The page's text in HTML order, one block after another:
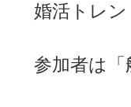
婚活トレ
参加者は